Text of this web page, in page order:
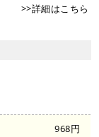
>>詳細はこちら
968円